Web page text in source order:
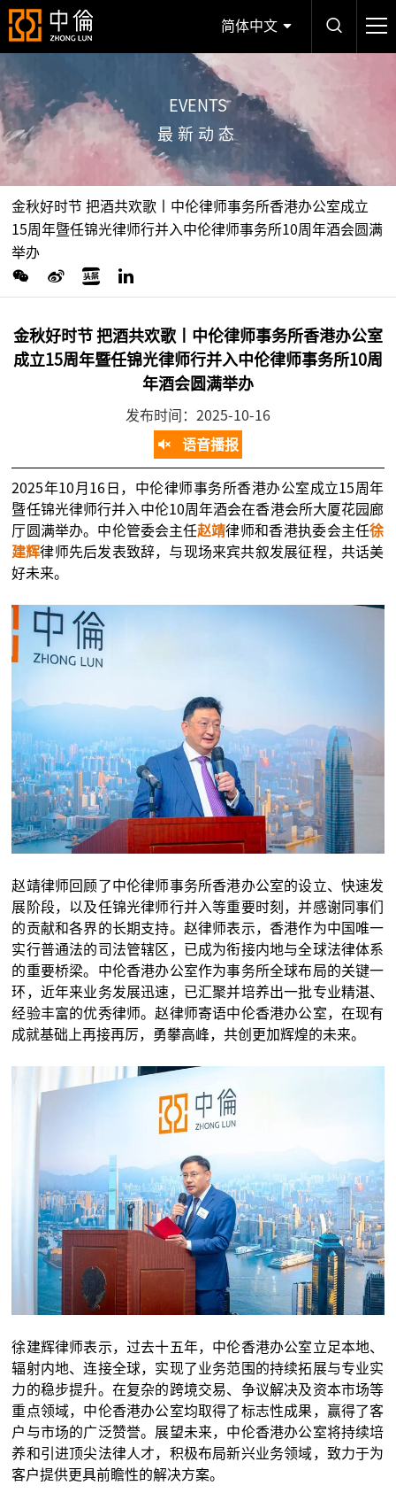
简体中文
EVENTS
最新动态
金秋好时节 把酒共欢歌丨中伦律师事务所香港办公室成立
15周年暨任锦光律师行并入中伦律师事务所10周年酒会圆满
举办
金秋好时节 把酒共欢歌丨中伦律师事务所香港办公室
成立15周年暨任锦光律师行并入中伦律师事务所10周
年酒会圆满举办
发布时间：2025-10-16
语音播报
2025年10月16日，中伦律师事务所香港办公室成立15周年
暨任锦光律师行并入中伦10周年酒会在香港会所大厦花园廊
厅圆满举办。中伦管委会主任赵靖律师和香港执委会主任徐
建辉律师先后发表致辞，与现场来宾共叙发展征程，共话美
好未来。
赵靖律师回顾了中伦律师事务所香港办公室的设立、快速发
展阶段，以及任锦光律师行并入等重要时刻，并感谢同事们
的贡献和各界的长期支持。赵律师表示，香港作为中国唯一
实行普通法的司法管辖区，已成为衔接内地与全球法律体系
的重要桥梁。中伦香港办公室作为事务所全球布局的关键一
环，近年来业务发展迅速，已汇聚并培养出一批专业精湛、
经验丰富的优秀律师。赵律师寄语中伦香港办公室，在现有
成就基础上再接再厉，勇攀高峰，共创更加辉煌的未来。
徐建辉律师表示，过去十五年，中伦香港办公室立足本地、
辐射内地、连接全球，实现了业务范围的持续拓展与专业实
力的稳步提升。在复杂的跨境交易、争议解决及资本市场等
重点领域，中伦香港办公室均取得了标志性成果，赢得了客
户与市场的广泛赞誉。展望未来，中伦香港办公室将持续培
养和引进顶尖法律人才，积极布局新兴业务领域，致力于为
客户提供更具前瞻性的解决方案。